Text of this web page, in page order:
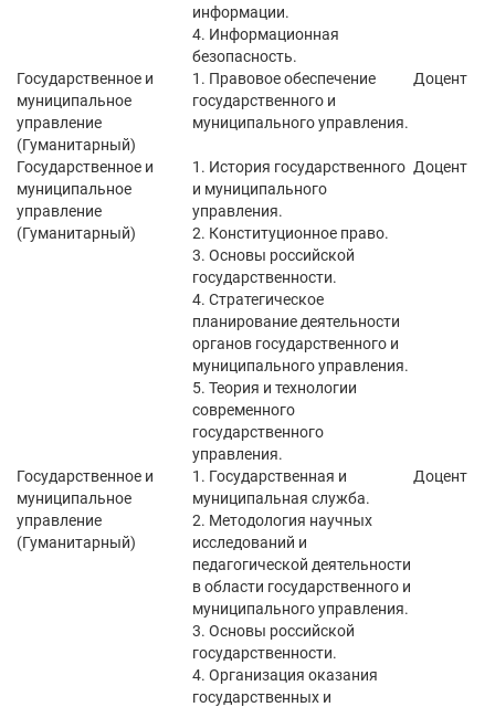
информации.
4. Информационная
безопасность.
Государственное и
муниципальное
управление
(Гуманитарный)
1. Правовое обеспечение
государственного и
муниципального управления.
Доцент
Государственное и
муниципальное
управление
(Гуманитарный)
1. История государственного
и муниципального
управления.
2. Конституционное право.
3. Основы российской
государственности.
4. Стратегическое
планирование деятельности
органов государственного и
муниципального управления.
5. Теория и технологии
современного
государственного
управления.
Доцент
Государственное и
муниципальное
управление
(Гуманитарный)
1. Государственная и
муниципальная служба.
2. Методология научных
исследований и
педагогической деятельности
в области государственного и
муниципального управления.
3. Основы российской
государственности.
4. Организация оказания
государственных и
Доцент